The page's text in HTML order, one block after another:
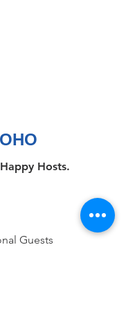
Hosts.
Guests